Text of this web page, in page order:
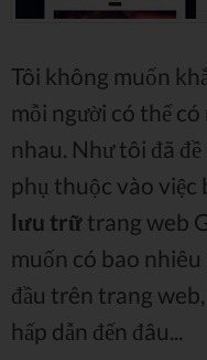
Tôi không muốn
mỗi người có thể
nhau. Như tôi đã đề
phụ thuộc vào việc
lưu trữ trang web
muốn có bao
đầu trên trang
hấp dẫn đến đâu...